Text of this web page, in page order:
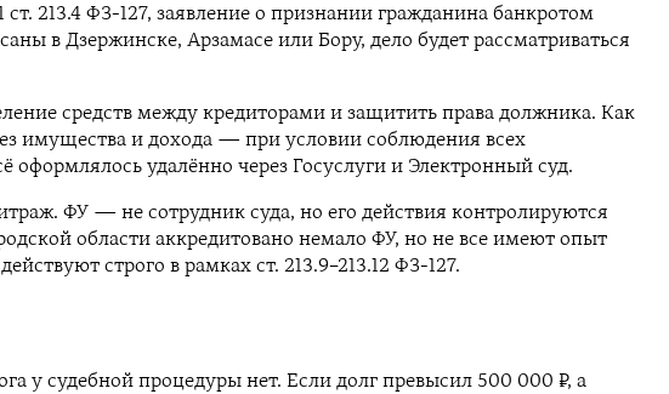
213.4 ФЗ-127, заявление о признании гражданина банкротом
в Дзержинске, Арзамасе или Бору, дело будет рассматриваться
средств между кредиторами и защитить права должника. Как
имущества и дохода — при условии соблюдения всех
удалённо через Госуслуги и Электронный суд.
ФУ — не сотрудник суда, но его действия контролируются
области аккредитовано немало ФУ, но не все имеют опыт
строго в рамках ст. 213.9–213.12 ФЗ-127.
у судебной процедуры нет. Если долг превысил 500 000 ₽, а